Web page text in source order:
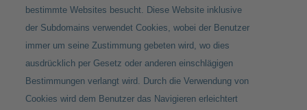
bestimmte Websites besucht. Diese Website inklusive
der Subdomains verwendet Cookies, wobei der Benutzer
immer um seine Zustimmung gebeten wird, wo dies
ausdrücklich per Gesetz oder anderen einschlägigen
Bestimmungen verlangt wird. Durch die Verwendung von
Cookies wird dem Benutzer das Navigieren erleichtert